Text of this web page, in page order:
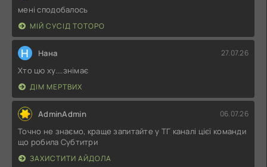
мені сподобалось
МІЙ СУСІД ТОТОРО
Н Нана 27.07.26
Хто цю ху....знімає
ДІМ МЕРТВИХ
AdminAdmin 06.07.26
Точно не знаємо, краще запитайте у ТГ каналі цієї команди
що робила Субтитри
ЗАХИСТИТИ АЙДОЛА